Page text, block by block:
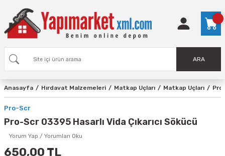
ARA
Anasayfa Hırdavat Malzemeleri Matkap Uçları Matkap Uçları
Pro-Scr
Pro-Scr 03395 Hasarlı Vida Çıkarıcı Sökücü
Yorum Yap / Yorumları Oku
650,00 TL